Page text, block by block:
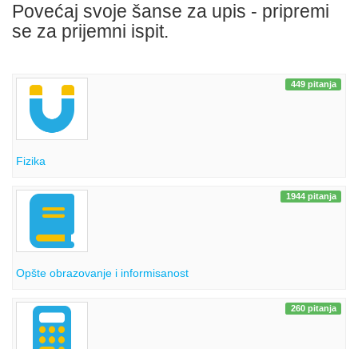
Povećaj svoje šanse za upis - pripremi
se za prijemni ispit.
449 pitanja
Fizika
1944 pitanja
Opšte obrazovanje i informisanost
260 pitanja